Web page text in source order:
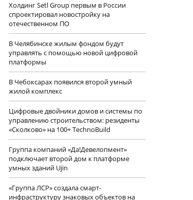
Холдинг Setl Group первым в России
спроектировал новостройку на
отечественном ПО
В Челябинске жилым фондом будут
управлять с помощью новой цифровой
платформы
В Чебоксарах появился второй умный
жилой комплекс
Цифровые двойники домов и системы по
управлению строительством: резиденты
«Сколково» на 100+ TechnoBuild
Группа компаний «Да!Девелопмент»
подключает второй дом к платформе
умных зданий Ujin
«Группа ЛСР» создала смарт-
инфраструктуру знаковых объектов на